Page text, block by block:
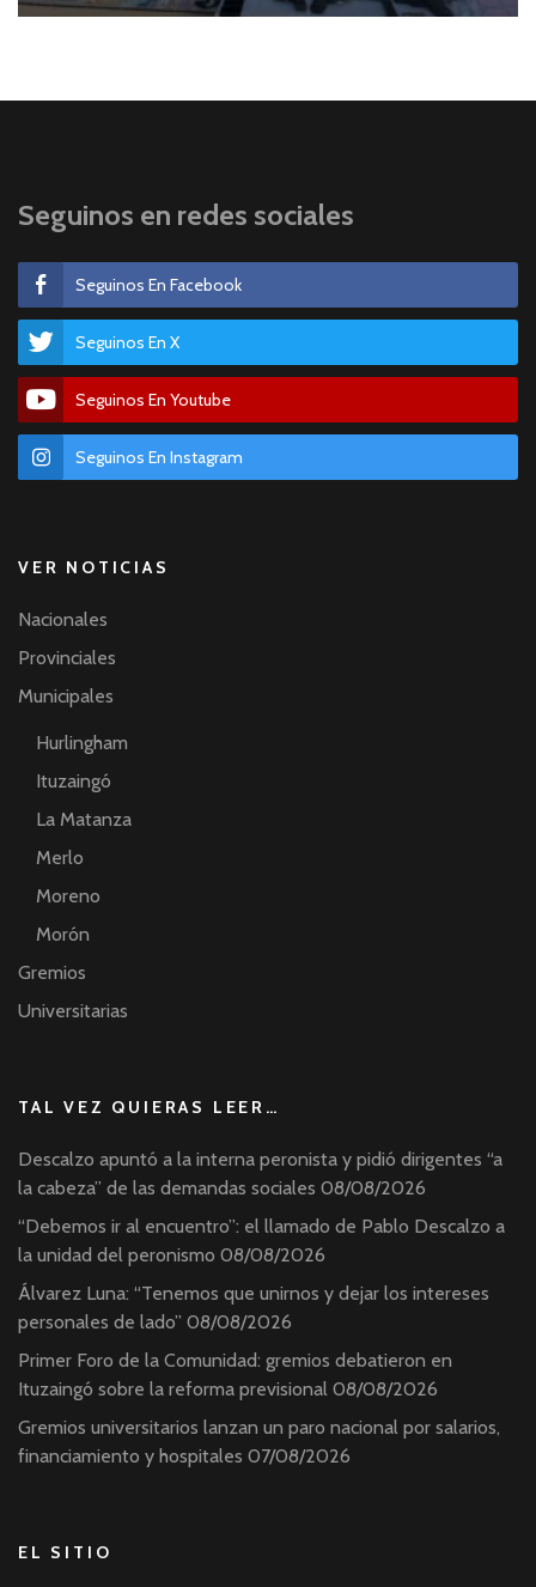
Seguinos en redes sociales
Seguinos En Facebook
Seguinos En X
Seguinos En Youtube
Seguinos En Instagram
VER NOTICIAS
Nacionales
Provinciales
Municipales
Hurlingham
Ituzaingó
La Matanza
Merlo
Moreno
Morón
Gremios
Universitarias
TAL VEZ QUIERAS LEER…
Descalzo apuntó a la interna peronista y pidió dirigentes “a
la cabeza” de las demandas sociales 08/08/2026
“Debemos ir al encuentro”: el llamado de Pablo Descalzo a
la unidad del peronismo 08/08/2026
Álvarez Luna: “Tenemos que unirnos y dejar los intereses
personales de lado” 08/08/2026
Primer Foro de la Comunidad: gremios debatieron en
Ituzaingó sobre la reforma previsional 08/08/2026
Gremios universitarios lanzan un paro nacional por salarios,
financiamiento y hospitales 07/08/2026
EL SITIO